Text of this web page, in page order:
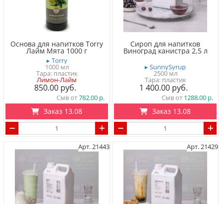
Основа для напитков Torry
Лайм Мята 1000 г
▸ Torry
1000 мл
Тара: пластик
Лимон-Лайм
850.00
Смв от782.00
Заказ 13.08
Сироп для напитков
Виноград канистра 2,5 л
▸ SunnySyrup
2500 мл
Тара: пластик
1 400.00
Смв от 1288.00
Заказ 13.08
Арт. 21443 Арт. 21429